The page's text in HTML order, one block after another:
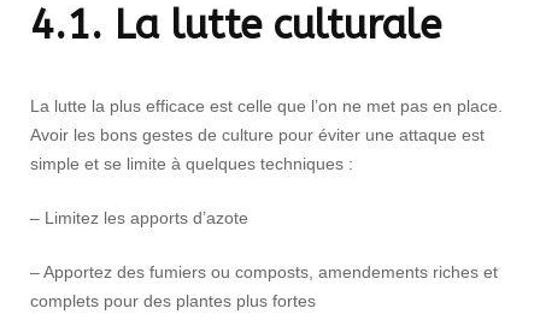
4.1. La lutte culturale
La lutte la plus efficace est celle que l’on ne met pas en place.
Avoir les bons gestes de culture pour éviter une attaque est
simple et se limite à quelques techniques :
– Limitez les apports d’azote
– Apportez des fumiers ou composts, amendements riches et
complets pour des plantes plus fortes